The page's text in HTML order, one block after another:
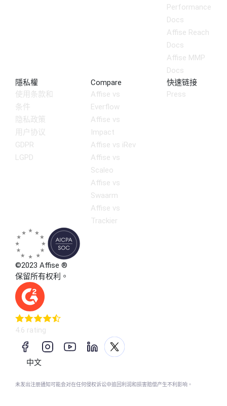
Performance
Docs
Affise Reach
Docs
Affise MMP
Docs
隱私權
使用条款和
条件
隐私政策
用户协议
GDPR
LGPD
Compare
Affise vs
Everflow
Affise vs
Impact
Affise vs iRev
Affise vs
Scaleo
Affise vs
Swaarm
Affise vs
Trackier
快速链接
Press
©2023 Affise ®
保留所有权利。
4.6 rating
中文
未发出注册通知可能会对在任何侵权诉讼中追回利润和损害赔偿产生不利影响。